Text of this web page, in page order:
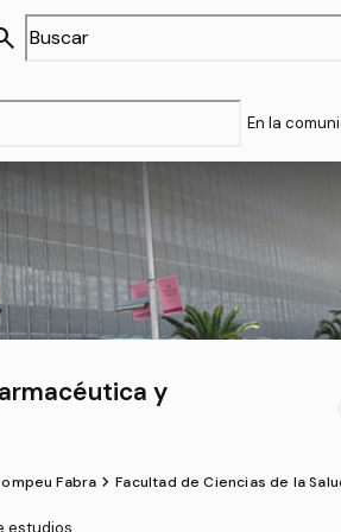
En la
y
Fabra chevron_forwardFacultad de Ciencias de la